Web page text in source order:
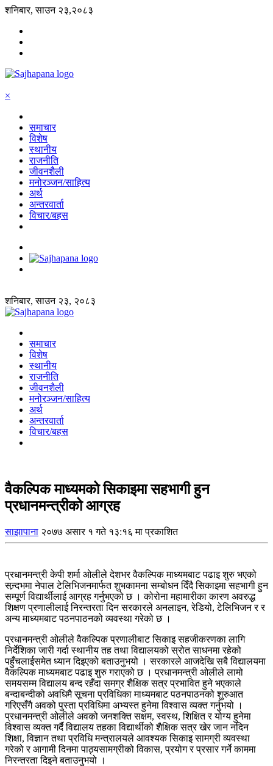
शनिबार, साउन २३,२०८३
×
समाचार
विशेष
स्थानीय
राजनीति
जीवनशैली
मनोरञ्जन/साहित्य
अर्थ
अन्तरवार्ता
विचार/बहस
शनिबार, साउन २३, २०८३
समाचार
विशेष
स्थानीय
राजनीति
जीवनशैली
मनोरञ्जन/साहित्य
अर्थ
अन्तरवार्ता
विचार/बहस
वैकल्पिक माध्यमको सिकाइमा सहभागी हुन
प्रधानमन्त्रीको आग्रह
साझापाना २०७७ असार १ गते १३:१६ मा प्रकाशित
प्रधानमन्त्री केपी शर्मा ओलीले देशभर वैकल्पिक माध्यमबाट पढाइ शुरु भएको
सन्र्दभमा नेपाल टेलिभिजनमार्फत शुभकामना सम्बोधन दिँदै सिकाइमा सहभागी हुन
सम्पूर्ण विद्यार्थीलाई आग्रह गर्नुभएको छ । कोरोना महामारीका कारण अवरुद्ध
शिक्षण प्रणालीलाई निरन्तरता दिन सरकारले अनलाइन, रेडियो, टेलिभिजन र र
अन्य माध्यमबाट पठनपाठनको व्यवस्था गरेको छ ।
प्रधानमन्त्री ओलीले वैकल्पिक प्रणालीबाट सिकाइ सहजीकरणका लागि
निर्देशिका जारी गर्दा स्थानीय तह तथा विद्यालयको स्रोत साधनमा रहेको
पहुँचलाईसमेत ध्यान दिइएको बताउनुभयो । सरकारले आजदेखि सबै विद्यालयमा
वैकल्पिक माध्यमबाट पढाइ शुरु गराएको छ । प्रधानमन्त्री ओलीले लामो
समयसम्म विद्यालय बन्द रहँदा समग्र शैक्षिक सत्र प्रभावित हुने भएकाले
बन्दाबन्दीको अवधिमै सूचना प्रविधिका माध्यमबाट पठनपाठनको शुरुआत
गरिएसँगै अवको पुस्ता प्रविधिमा अभ्यस्त हुनेमा विश्वास व्यक्त गर्नुभयो ।
प्रधानमन्त्री ओलीले अवको जनशक्ति सक्षम, स्वस्थ, शिक्षित र योग्य हुनेमा
विश्वास व्यक्त गर्दै विद्यालय तहका विद्यार्थीको शैक्षिक सत्र खेर जान नदिन
शिक्षा, विज्ञान तथा प्रविधि मन्त्रालयले आवश्यक सिकाइ सामग्री व्यवस्था
गरेको र आगामी दिनमा पाठ्यसामग्रीको विकास, प्रयोग र प्रसार गर्ने काममा
निरन्तरता दिइने बताउनुभयो ।